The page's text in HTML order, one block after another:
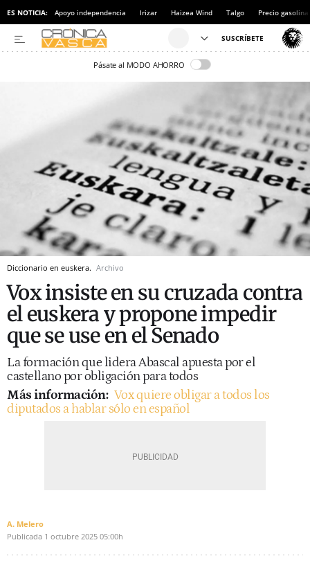
ES NOTICIA: Apoyo independencia Irizar Haizea Wind Talgo Precio gasolina
Pásate al MODO AHORRO
Diccionario en euskera. Archivo
Vox insiste en su cruzada contra
el euskera y propone impedir
que se use en el Senado
La formación que lidera Abascal apuesta por el
castellano por obligación para todos
Más información: Vox quiere obligar a todos los
diputados a hablar sólo en español
A. Melero
Publicada 1 octubre 2025 05:00h